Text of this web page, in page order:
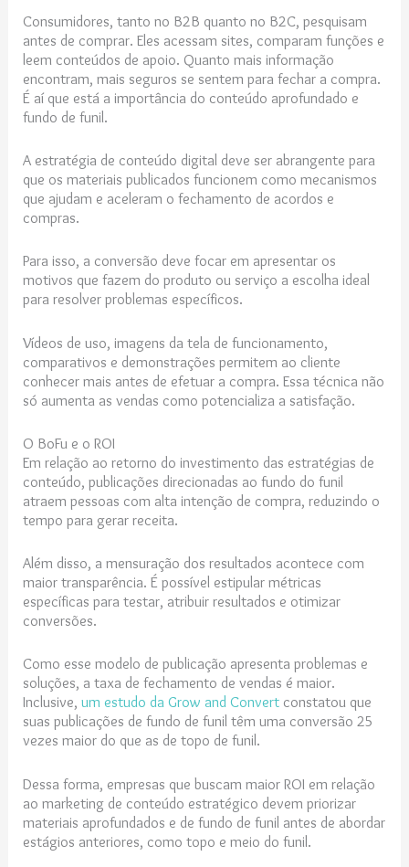
Consumidores, tanto no B2B quanto no B2C, pesquisam
antes de comprar. Eles acessam sites, comparam funções e
leem conteúdos de apoio. Quanto mais informação
encontram, mais seguros se sentem para fechar a compra.
É aí que está a importância do conteúdo aprofundado e
fundo de funil.
A estratégia de conteúdo digital​ deve ser abrangente para
que os materiais publicados funcionem como mecanismos
que ajudam e aceleram o fechamento de acordos e
compras.
Para isso, a conversão deve focar em apresentar os
motivos que fazem do produto ou serviço a escolha ideal
para resolver problemas específicos.
Vídeos de uso, imagens da tela de funcionamento,
comparativos e demonstrações permitem ao cliente
conhecer mais antes de efetuar a compra. Essa técnica não
só aumenta as vendas como potencializa a satisfação.
O BoFu e o ROI
Em relação ao retorno do investimento das estratégias de
conteúdo, publicações direcionadas ao fundo do funil
atraem pessoas com alta intenção de compra, reduzindo o
tempo para gerar receita.
Além disso, a mensuração dos resultados acontece com
maior transparência. É possível estipular métricas
específicas para testar, atribuir resultados e otimizar
conversões.
Como esse modelo de publicação apresenta problemas e
soluções, a taxa de fechamento de vendas é maior.
Inclusive,um estudo da Grow and Convert constatou que
suas publicações de fundo de funil têm uma conversão 25
vezes maior do que as de topo de funil.
Dessa forma, empresas que buscam maior ROI em relação
ao marketing de conteúdo estratégico devem priorizar
materiais aprofundados e de fundo de funil antes de abordar
estágios anteriores, como topo e meio do funil.